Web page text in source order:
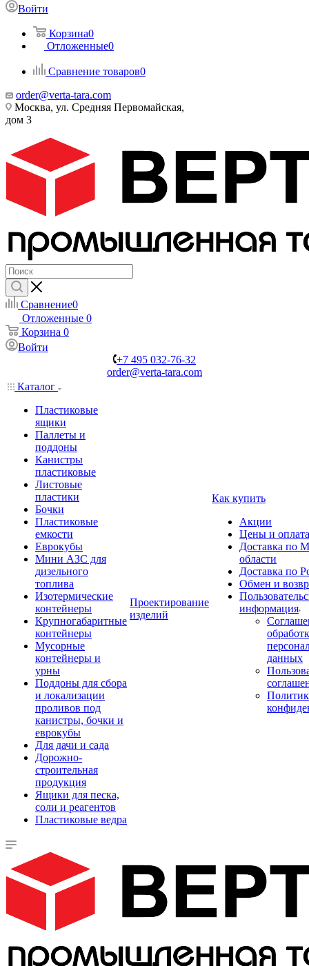
Войти
Корзина0
Отложенные0
Сравнение товаров0
order@verta-tara.com
Москва, ул. Средняя Первомайская,
дом 3
Сравнение0
Отложенные 0
Корзина 0
Войти
+7 495 032-76-32
order@verta-tara.com
Каталог
Пластиковые
ящики
Паллеты и
поддоны
Канистры
пластиковые
Листовые
пластики
Бочки
Пластиковые
емкости
Еврокубы
Мини АЗС для
дизельного
топлива
Изотермические
контейнеры
Крупногабаритные
контейнеры
Мусорные
контейнеры и
урны
Поддоны для сбора
и локализации
проливов под
канистры, бочки и
еврокубы
Для дачи и сада
Дорожно-
строительная
продукция
Ящики для песка,
соли и реагентов
Пластиковые ведра
Проектирование
изделий
Как купить
Акции
Цены и оплата
Доставка по
области
Доставка по
Обмен и
информация
данных